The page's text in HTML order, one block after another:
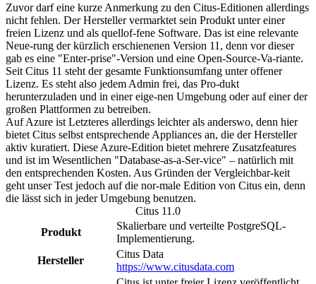
Zuvor darf eine kurze Anmerkung zu den Citus-Editionen allerdings
nicht fehlen. Der Hersteller vermarktet sein Produkt unter einer
freien Lizenz und als quellof-fene Software. Das ist eine relevante
Neue-rung der kürzlich erschienenen Version 11, denn vor dieser
gab es eine "Enter-prise"-Version und eine Open-Source-Va-riante.
Seit Citus 11 steht der gesamte Funktionsumfang unter offener
Lizenz. Es steht also jedem Admin frei, das Pro-dukt
herunterzuladen und in einer eige-nen Umgebung oder auf einer der
großen Plattformen zu betreiben.
Auf Azure ist Letzteres allerdings leichter als anderswo, denn hier
bietet Citus selbst entsprechende Appliances an, die der Hersteller
aktiv kuratiert. Diese Azure-Edition bietet mehrere Zusatzfeatures
und ist im Wesentlichen "Database-as-a-Ser-vice" – natürlich mit
den entsprechenden Kosten. Aus Gründen der Vergleichbar-keit
geht unser Test jedoch auf die nor-male Edition von Citus ein, denn
die lässt sich in jeder Umgebung benutzen.
Citus 11.0
Produkt
Skalierbare und verteilte PostgreSQL-
Implementierung.
Hersteller
Citus Data
https://www.citusdata.com